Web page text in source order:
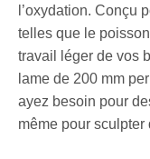
l’oxydation. Conçu
telles que le
travail léger de vos
lame de 200 mm
ayez besoin pour
même pour